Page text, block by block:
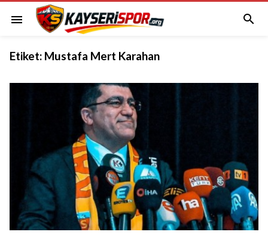
menu 
Etiket: Mustafa Mert Karahan